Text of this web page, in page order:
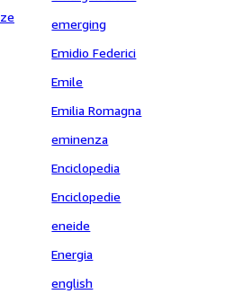
emerging
Emidio Federici
Emile
Emilia Romagna
eminenza
Enciclopedia
Enciclopedie
eneide
Energia
english